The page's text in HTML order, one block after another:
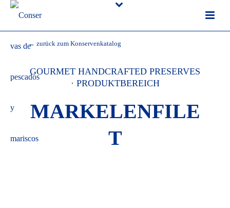
← zurück zum Konservenkatalog
GOURMET HANDCRAFTED PRESERVES
· PRODUKTBEREICH
MARKELENFILE
T